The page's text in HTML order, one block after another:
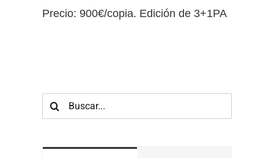
Precio: 900€/copia. Edición de 3+1PA
Buscar: